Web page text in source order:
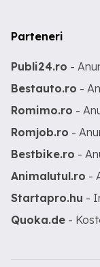
Parteneri
Publi24.ro -
Bestauto.ro -
Romimo.ro -
Romjob.ro -
Bestbike.ro -
Animalutul.ro -
Startapro.hu -
Quoka.de -